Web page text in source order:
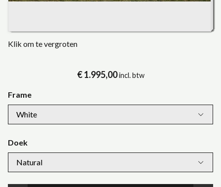
Klik om te vergroten
€ 1.995,00incl. btw
Frame
Doek